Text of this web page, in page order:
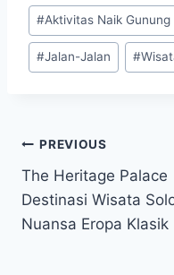
e
b
o
o
t
t
e
r
t
s
A
p
p
e
Post
Tags:
#Aktivitas Naik Gunung
#Jalan-Jalan #
Navigasi
pos
PREVIOUS
The Heritage Palace
Destinasi Wisata
Nuansa Eropa Klasik